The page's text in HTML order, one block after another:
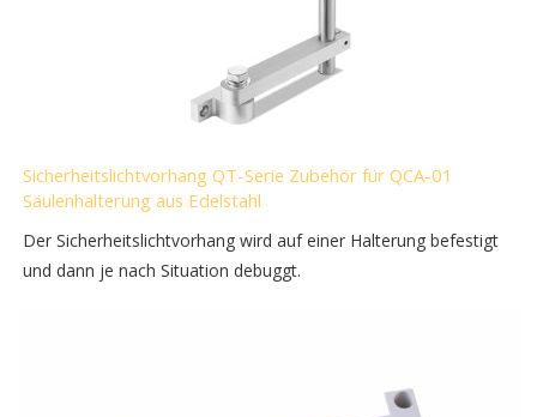
Sicherheitslichtvorhang QT-Serie Zubehör für QCA-01
Säulenhalterung aus Edelstahl
Der Sicherheitslichtvorhang wird auf einer Halterung befestigt
und dann je nach Situation debuggt.